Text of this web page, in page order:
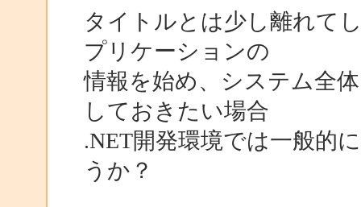
タイトルとは少し離れて
プリケーションの
情報を始め、システム全
しておきたい場合
.NET開発環境では一般的
うか？